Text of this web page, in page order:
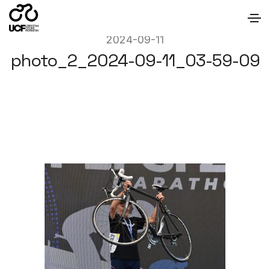
2024-09-11
photo_2_2024-09-11_03-59-09